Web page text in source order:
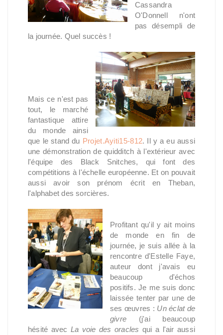
Cassandra
O'Donnell n'ont
pas désempli de
la journée. Quel succès !
Mais ce n'est pas
tout, le marché
fantastique attire
du monde ainsi
que le stand du Projet.Ayiti15-812. Il y a eu aussi
une démonstration de quidditch à l'extérieur avec
l'équipe des Black Snitches, qui font des
compétitions à l'échelle européenne. Et on pouvait
aussi avoir son prénom écrit en Theban,
l'alphabet des sorcières.
Profitant qu'il y ait moins
de monde en fin de
journée, je suis allée à la
rencontre d'Estelle Faye,
auteur dont j'avais eu
beaucoup d'échos
positifs. Je me suis donc
laissée tenter par une de
ses œuvres : Un éclat de
givre (j'ai beaucoup
hésité avec La voie des oracles qui a l'air aussi